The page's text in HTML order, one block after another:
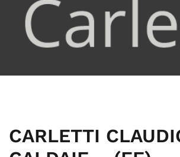
CARLETTI